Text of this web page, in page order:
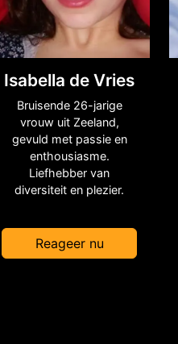
Isabella de Vries
Bruisende 26-jarige
vrouw uit Zeeland,
gevuld met passie en
enthousiasme.
Liefhebber van
diversiteit en plezier.
Reageer nu